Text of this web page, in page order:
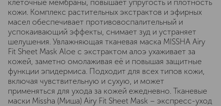
клеточные мембраны, повышает упругость и плотность
кожи. Комплекс растительных экстрактов и эфирных
масел обеспечивает противовоспалительный и
успокаивающий эффекты, снимает зуд и устраняет
шелушения. Увлажняющая тканевая маска MISSHA Airy
Fit Sheet Mask Aloe с экстрактом алоэ ухаживает за
кожей, заметно омолаживая её и повышая защитные
функции эпидермиса. Подходит для всех типов кожи,
включая чувствительную и сухую, и может
применяться для ухода за кожей ежедневно. Тканевые
маски Missha (Миша) Airy Fit Sheet Mask – экспресс-уход